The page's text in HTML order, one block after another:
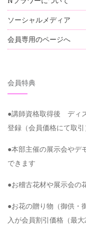
ソーシャルメディア
会員専用のページへ
会員特典
●講師資格取得後 ディ
登録（会員価格にて取引
●本部主催の展示会やデ
できます
●お稽古花材や展示会の
●お花の贈り物（御供・
入が会員割引価格（最